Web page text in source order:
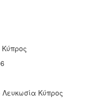
Λευκωσία Κύπρος